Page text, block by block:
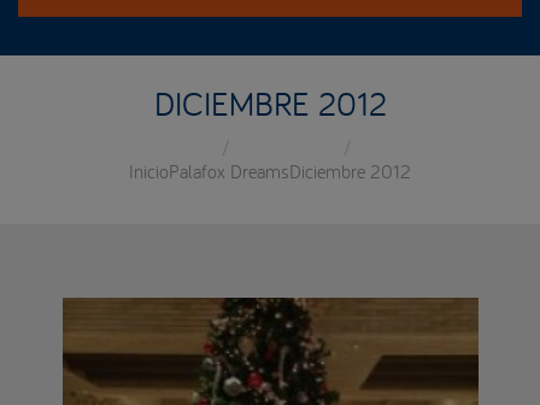
DICIEMBRE 2012
InicioPalafox DreamsDiciembre 2012